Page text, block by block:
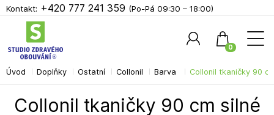
Úvod Doplňky Ostatní Collonil Barva Collonil tkaničky 90
Collonil tkaničky 90 cm silné
Kontakt: +420 777 241 359 (Po-Pá 09:30 – 18:00)
0
Hledat